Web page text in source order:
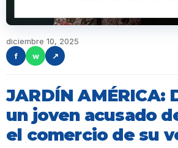
diciembre 10, 2025
f
w ↗
JARDÍN AMÉRICA:
un joven acusado
el comercio de su